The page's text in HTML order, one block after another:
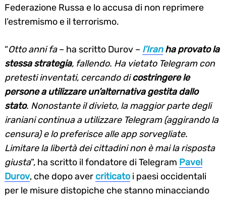
Federazione Russa e lo accusa di non reprimere
l’estremismo e il terrorismo.
“Otto anni fa– ha scritto Durov – l’Iranha provato la
stessa strategia, fallendo. Ha vietato Telegram con
pretesti inventati, cercando dicostringere le
persone a utilizzare un’alternativa gestita dallo
stato. Nonostante il divieto, la maggior parte degli
iraniani continua a utilizzare Telegram (aggirando la
censura) e lo preferisce alle app sorvegliate.
Limitare la libertà dei cittadini non è mai la risposta
giusta”, ha scritto il fondatore di Telegram Pavel
Durov, che dopo aver criticatoi paesi occidentali
per le misure distopiche che stanno minacciando